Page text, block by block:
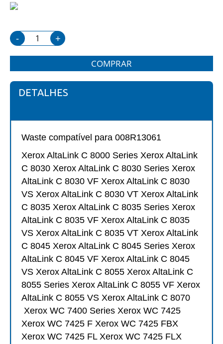
- +
COMPRAR
DETALHES
Waste compatível para 008R13061
Xerox AltaLink C 8000 Series Xerox AltaLink
C 8030 Xerox AltaLink C 8030 Series Xerox
AltaLink C 8030 VF Xerox AltaLink C 8030
VS Xerox AltaLink C 8030 VT Xerox AltaLink
C 8035 Xerox AltaLink C 8035 Series Xerox
AltaLink C 8035 VF Xerox AltaLink C 8035
VS Xerox AltaLink C 8035 VT Xerox AltaLink
C 8045 Xerox AltaLink C 8045 Series Xerox
AltaLink C 8045 VF Xerox AltaLink C 8045
VS Xerox AltaLink C 8055 Xerox AltaLink C
8055 Series Xerox AltaLink C 8055 VF Xerox
AltaLink C 8055 VS Xerox AltaLink C 8070
Xerox WC 7400 Series Xerox WC 7425
Xerox WC 7425 F Xerox WC 7425 FBX
Xerox WC 7425 FL Xerox WC 7425 FLX